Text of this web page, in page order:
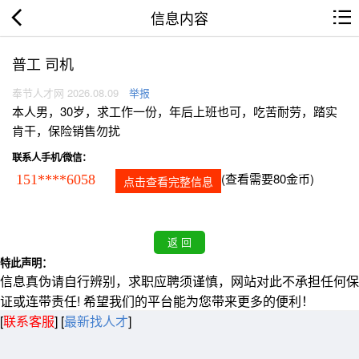
信息内容
普工 司机
奉节人才网 2026.08.09 举报
本人男，30岁，求工作一份，年后上班也可，吃苦耐劳，踏实
肯干，保险销售勿扰
联系人手机/微信：
151****6058 点击查看完整信息 (查看需要80金币)
特此声明：
信息真伪请自行辨别，求职应聘须谨慎，网站对此不承担任何保
证或连带责任! 希望我们的平台能为您带来更多的便利！
[联系客服] [最新找人才]